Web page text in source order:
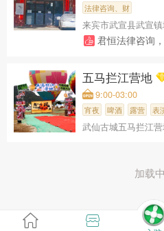
法律咨询、财
君恒法律咨询
五马拦江营地
9:00-03:00
宵夜 啤酒 露营 表
武仙古城五马拦江
加载